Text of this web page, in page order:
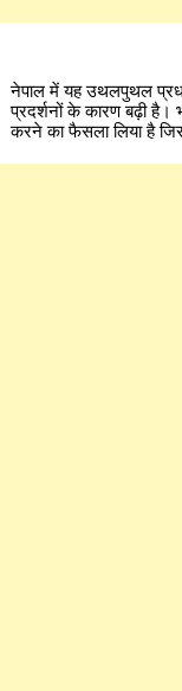
नेपाल में यह उथलपुथल
प्रदर्शनों के कारण बढ़ी है।
करने का फैसला लिया है